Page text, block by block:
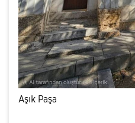
Aşık Paşa